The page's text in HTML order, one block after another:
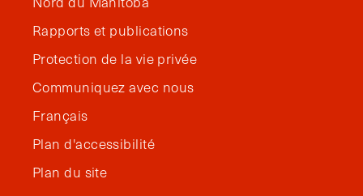
Rapports et publications
Protection de la vie privée
Communiquez avec nous
Français
Plan d'accessibilité
Plan du site